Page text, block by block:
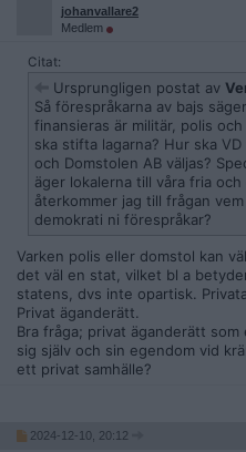
johanvallare2
Medlem
Citat:
Ursprungligen postat av
Så förespråkarna av bajs
finansieras är militär, polis
ska stifta lagarna? Hur ska
och Domstolen AB väljas?
äger lokalerna till våra fria
återkommer jag till frågan
demokrati ni förespråkar?
Varken polis eller domstol kan
det väl en stat, vilket bl a
statens, dvs inte opartisk.
Privat äganderätt.
Bra fråga; privat äganderätt
sig själv och sin egendom vid
ett privat samhälle?
2024-12-10, 20:12